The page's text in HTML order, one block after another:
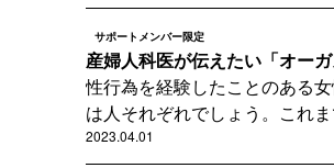
サポートメンバー限定
産婦人科医が伝えたい「オー
性行為を経験したことのある
は人それぞれでしょう。これ
2023.04.01